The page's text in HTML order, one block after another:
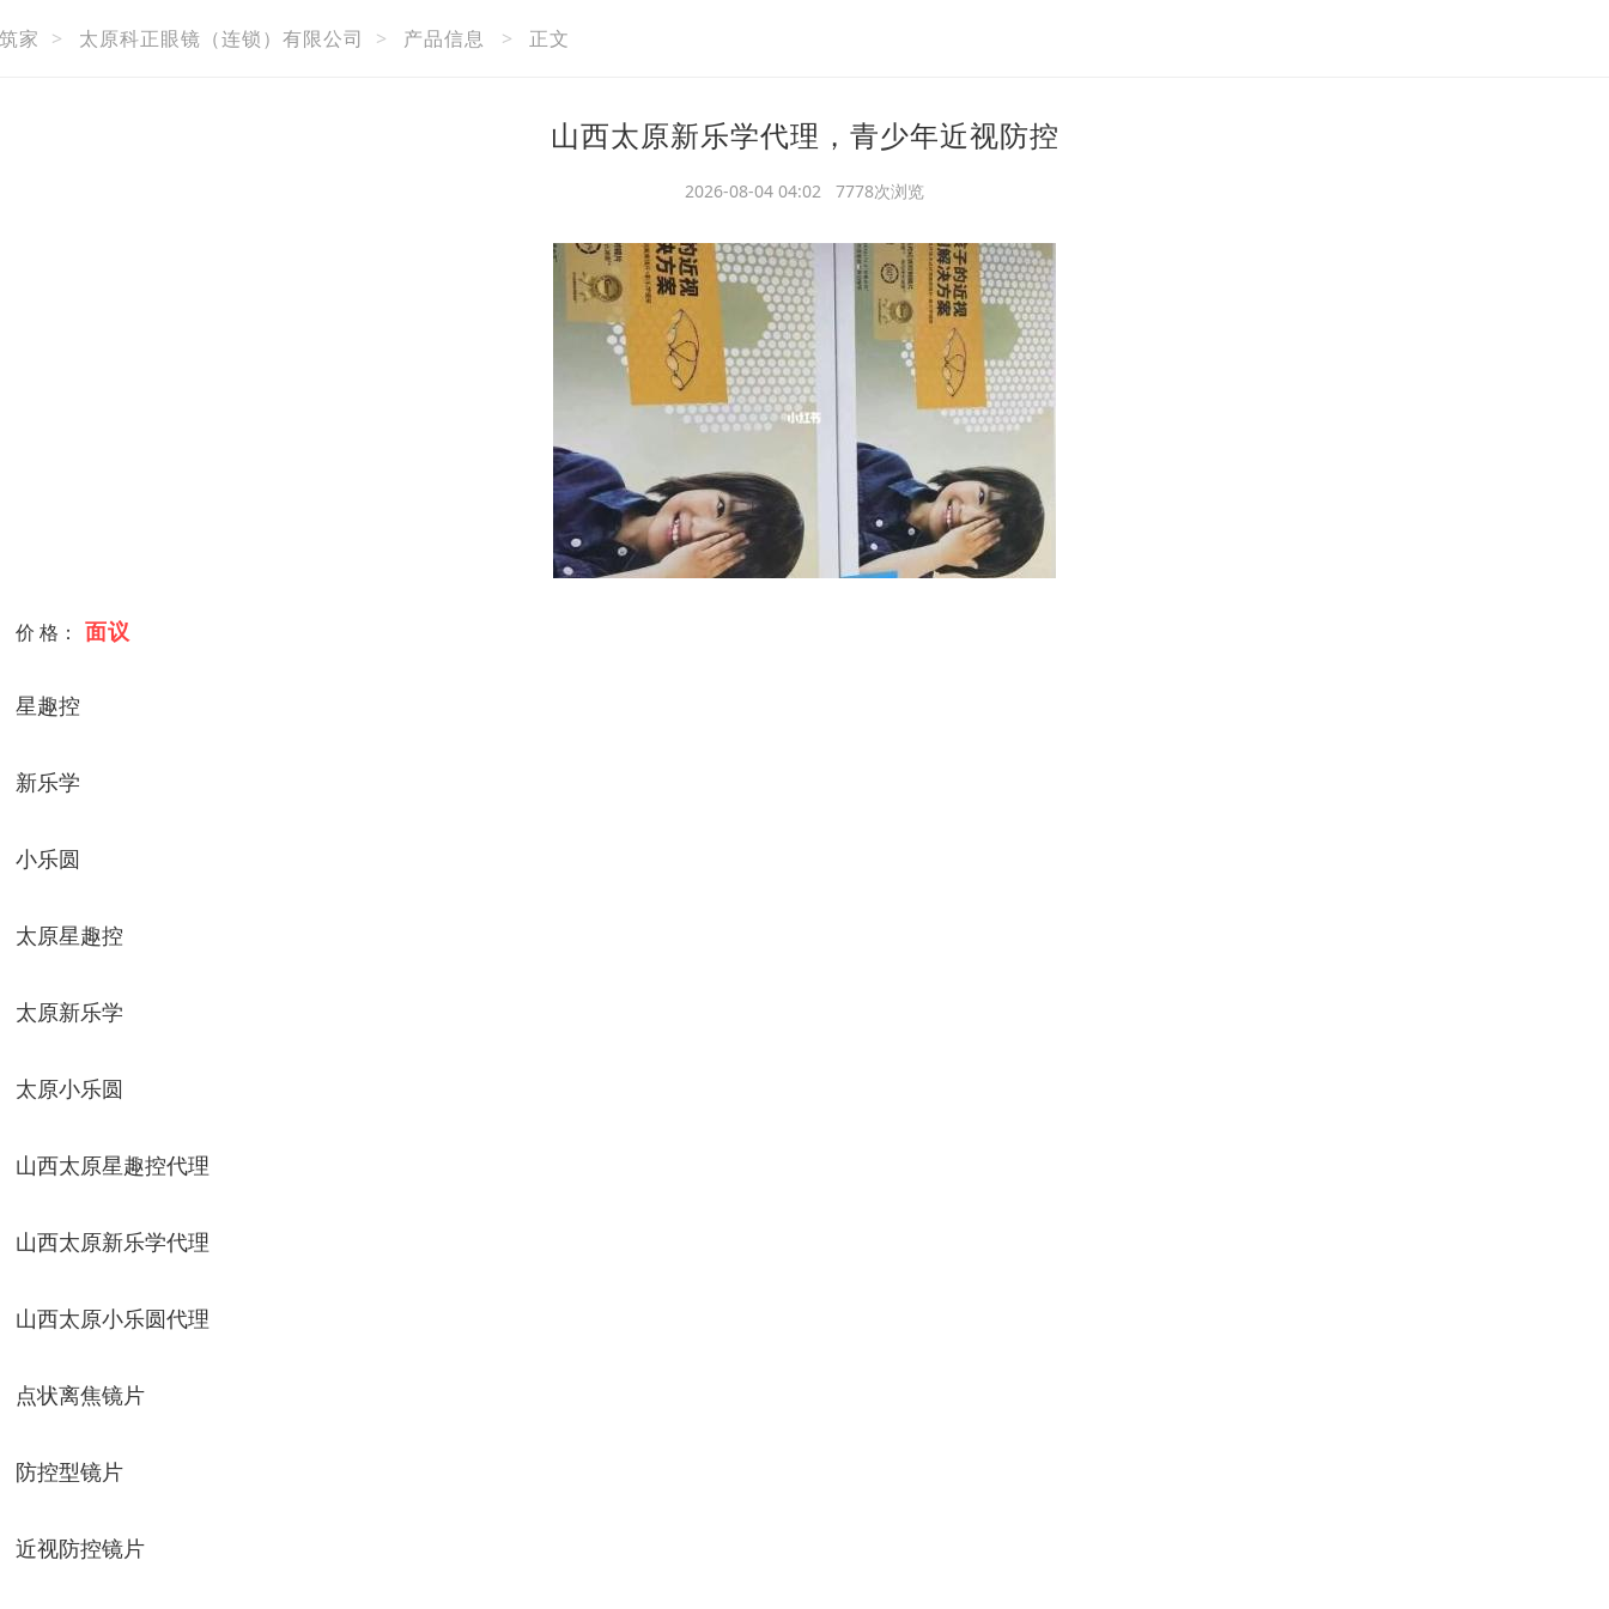
家 > 太原科正眼镜（连锁）有限公司 > 产品信息 > 正文
山西太原新乐学代理，青少年近视防控
2026-08-04 04:02 7778次浏览
价 格： 面议
星趣控
新乐学
小乐圆
太原星趣控
太原新乐学
太原小乐圆
山西太原星趣控代理
山西太原新乐学代理
山西太原小乐圆代理
点状离焦镜片
防控型镜片
近视防控镜片